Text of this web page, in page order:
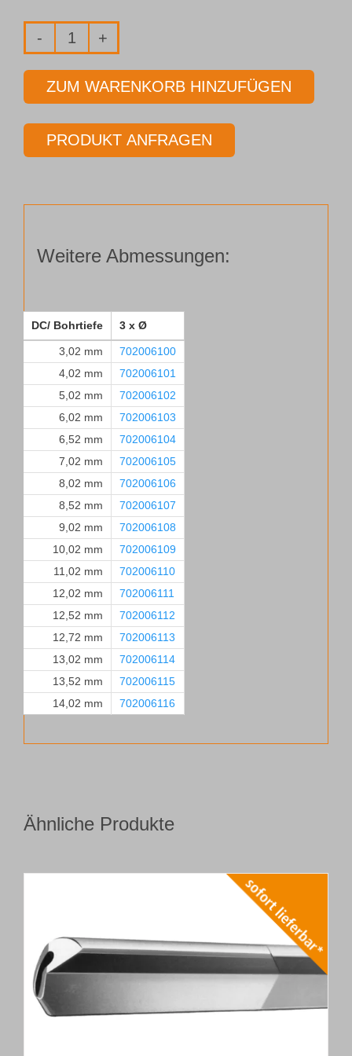
Vollhartmetall-
Pilotbohrer
Typ 158-
08
Ø 8,52 mm
ZUM WARENKORB HINZUFÜGEN
PRODUKT ANFRAGEN
Weitere Abmessungen:
DC/ Bohrtiefe 3 x Ø
3,02 mm
702006100
4,02 mm
702006101
5,02 mm
702006102
6,02 mm
702006103
6,52 mm
702006104
7,02 mm
702006105
8,02 mm
702006106
8,52 mm
702006107
9,02 mm
702006108
10,02 mm
702006109
11,02 mm
702006110
12,02 mm
702006111
12,52 mm
702006112
12,72 mm
702006113
13,02 mm
702006114
13,52 mm
702006115
14,02 mm
702006116
Ähnliche Produkte